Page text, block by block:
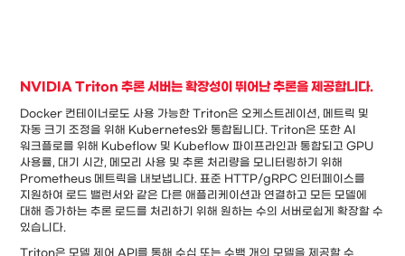
NVIDIA Triton 추론 서버는 확장성이 뛰어난 추론을 제공합니다.
Docker 컨테이너로도 사용 가능한 Triton은 오케스트레이션, 메트릭 및
자동 크기 조정을 위해 Kubernetes와 통합됩니다. Triton은 또한 AI
워크플로를 위해 Kubeflow 및 Kubeflow 파이프라인과 통합되고 GPU
사용률, 대기 시간, 메모리 사용 및 추론 처리량을 모니터링하기 위해
Prometheus 메트릭을 내보냅니다. 표준 HTTP/gRPC 인터페이스를
지원하여 로드 밸런서와 같은 다른 애플리케이션과 연결하고 모든 모델에
대해 증가하는 추론 로드를 처리하기 위해 원하는 수의 서버로쉽게 확장할 수
있습니다.
Triton은 모델 제어 API를 통해 수십 또는 수백 개의 모델을 제공할 수